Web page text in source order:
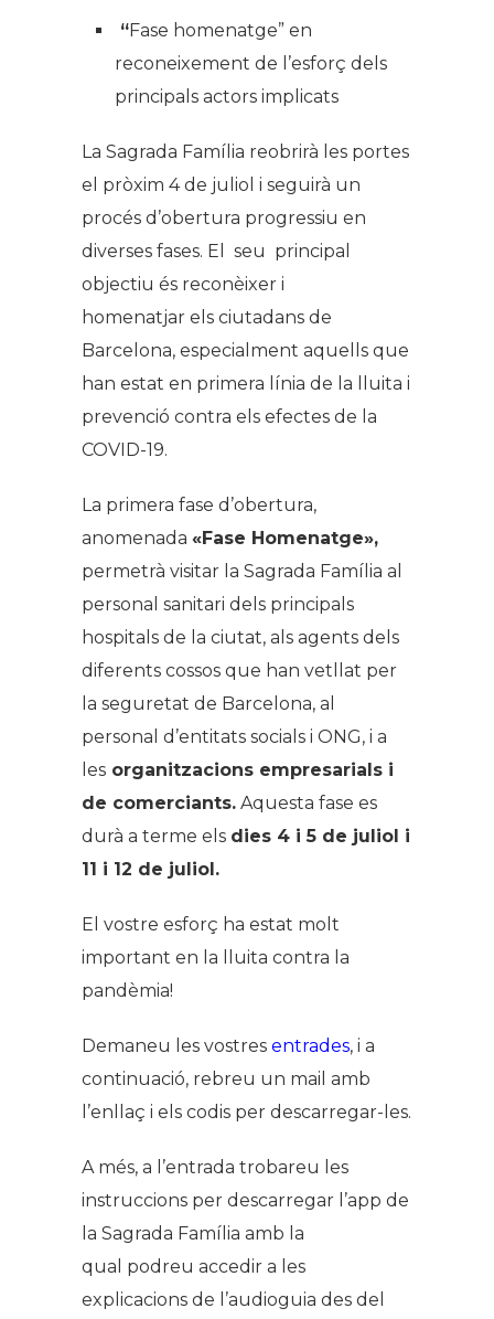
“Fase homenatge” en
reconeixement de l’esforç dels
principals actors implicats
La Sagrada Família reobrirà les portes
el pròxim 4 de juliol i seguirà un
procés d’obertura progressiu en
diverses fases. El seu principal
objectiu és reconèixer i
homenatjar els ciutadans de
Barcelona, especialment aquells que
han estat en primera línia de la lluita i
prevenció contra els efectes de la
COVID-19.
La primera fase d’obertura,
anomenada «Fase Homenatge»,
permetrà visitar la Sagrada Família al
personal sanitari dels principals
hospitals de la ciutat, als agents dels
diferents cossos que han vetllat per
la seguretat de Barcelona, al
personal d’entitats socials i ONG, i a
les organitzacions empresarials i
de comerciants. Aquesta fase es
durà a terme els dies 4 i 5 de juliol i
11 i 12 de juliol.
El vostre esforç ha estat molt
important en la lluita contra la
pandèmia!
Demaneu les vostres entrades, i a
continuació, rebreu un mail amb
l’enllaç i els codis per descarregar-les.
A més, a l’entrada trobareu les
instruccions per descarregar l’app de
la Sagrada Família amb la
qual podreu accedir a les
explicacions de l’audioguia des del